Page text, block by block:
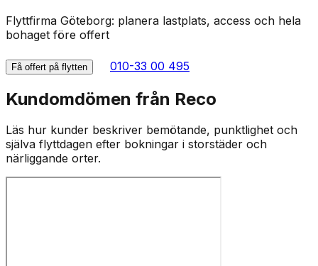
Flyttfirma Göteborg: planera lastplats, access och hela
bohaget före offert
Få offert på flytten 010-33 00 495
Kundomdömen från Reco
Läs hur kunder beskriver bemötande, punktlighet och
själva flyttdagen efter bokningar i storstäder och
närliggande orter.